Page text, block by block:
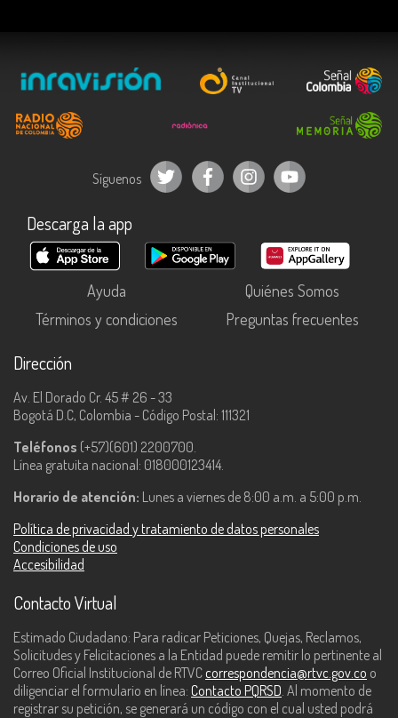
Síguenos
Descarga la app
Ayuda
Quiénes Somos
Términos y condiciones
Preguntas frecuentes
Dirección
Av. El Dorado Cr. 45 # 26 - 33
Bogotá D.C, Colombia - Código Postal: 111321
Teléfonos (+57)(601) 2200700.
Línea gratuita nacional: 018000123414.
Horario de atención: Lunes a viernes de 8:00 a.m. a 5:00 p.m.
Política de privacidad y tratamiento de datos personales
Condiciones de uso
Accesibilidad
Contacto Virtual
Estimado Ciudadano: Para radicar Peticiones, Quejas, Reclamos,
Solicitudes y Felicitaciones a la Entidad puede remitir lo pertinente al
Correo Oficial Institucional de RTVC correspondencia@rtvc.gov.co o
diligenciar el formulario en línea: Contacto PQRSD. Al momento de
registrar su petición, se generará un código con el cual usted podrá